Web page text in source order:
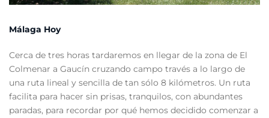
Málaga Hoy
Cerca de tres horas tardaremos en llegar de la zona de El
Colmenar a Gaucín cruzando campo través a lo largo de
una ruta lineal y sencilla de tan sólo 8 kilómetros. Un ruta
facilita para hacer sin prisas, tranquilos, con abundantes
paradas, para recordar por qué hemos decidido comenzar a